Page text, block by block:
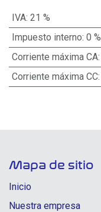
IVA: 21 %
Impuesto interno: 0 %
Corriente máxima CA:
Corriente máxima CC:
Mapa de sitio
Inicio
Nuestra empresa